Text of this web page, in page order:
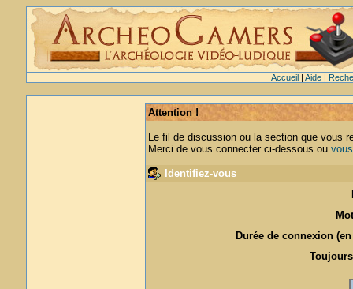
Accueil| Aide|
Attention !
Le fil de discussion ou la section que vous
Merci de vous connecter ci-dessous ou
Identifiez-vous
Durée de connexion